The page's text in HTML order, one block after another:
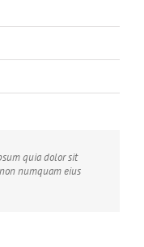
quia dolor sit
numquam eius